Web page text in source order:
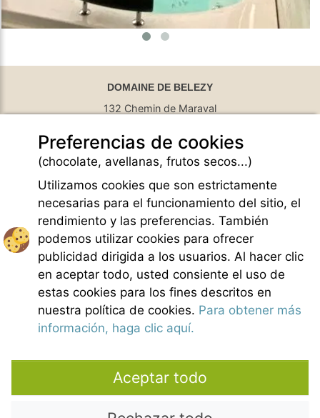
DOMAINE DE BELEZY
132 Chemin de Maraval
GPS Latitude : 44.130661010742187
GPS Longitude : 5.1876931190490723
E-mail :belezy@libranoo.com
Tél : +33(0)4 90 65 60 18
Newsletter France 4 Naturisme
Hacer una pregunta
Charte of naturist living
Menciones legales
Condiciones generales de Venta
Creditos fotos
Contacto
Nuestros colaboradores
Preferencias de cookies
(chocolate, avellanas, frutos secos...)
Utilizamos cookies que son estrictamente
necesarias para el funcionamiento del sitio, el
rendimiento y las preferencias. También
podemos utilizar cookies para ofrecer
publicidad dirigida a los usuarios. Al hacer clic
en aceptar todo, usted consiente el uso de
estas cookies para los fines descritos en
nuestra política de cookies. Para obtener más
información, haga clic aquí.
Aceptar todo